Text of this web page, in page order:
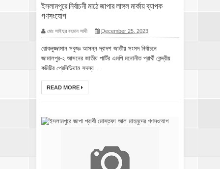
ইসলামপুরে নির্বাচনী মাঠে জাপার লাঙ্গল মার্কায় ব্যাপক
গণসংযোগ
মোঃ সাইদুর রহমান সাদী December 25, 2023
রোকনুজ্জামান সবুজঃ আসন্ন দ্বাদশ জাতীয় সংসদ নির্বাচনে
জামালপুর-২ আসনের জাতীয় পার্টির এমপি মনোনীত প্রার্থী কেন্দ্রীয়
কমিটির প্রেসিডিয়াম সদস্য ...
READ MORE